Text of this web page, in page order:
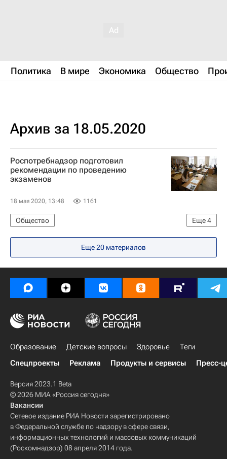
Политика В мире Экономика Общество
Архив за 18.05.2020
Роспотребнадзор подготовил
рекомендации по проведению
экзаменов
18 мая 2020, 13:48 1161
Еще4
Общество
Федеральная служба по надзору в сфере защиты прав потребителей и благополучия человека (Роспотребнадзор)
Анна Попова
Социальный навигатор
Еще 20 материалов
Образование Детские вопросы Здоровье
Теги
Спецпроекты
Реклама Продукты и сервисы Пресс-
Версия 2023.1 Beta
© 2026 МИА «Россия сегодня»
Вакансии
Сетевое издание РИА Новости зарегистрировано
в Федеральной службе по надзору в сфере связи,
информационных технологий и массовых коммуникаций
(Роскомнадзор) 08 апреля 2014 года.